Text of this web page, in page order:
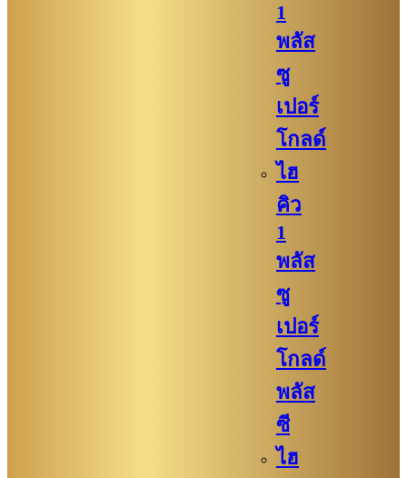
1
พลัส
ซู
เปอร์
โกลด์
ไฮ
คิว
1
พลัส
ซู
เปอร์
โกลด์
พลัส
ซี
ไฮ